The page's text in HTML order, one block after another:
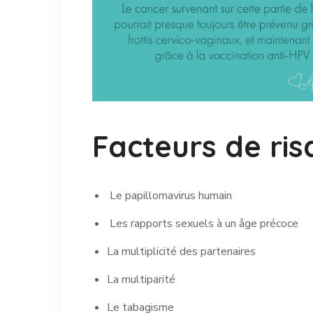
Facteurs de
Le papillomavirus humain
Les rapports sexuels à un âge précoce
La multiplicité des partenaires
La multiparité
Le tabagisme